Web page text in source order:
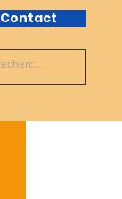
Contact